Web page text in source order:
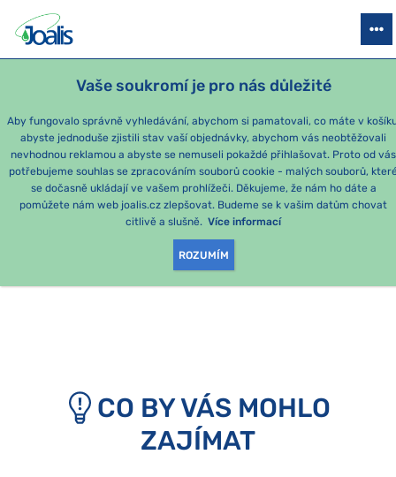
Vaše soukromí je pro nás důležité
Aby fungovalo správně vyhledávání, abychom si pamatovali, co máte v
abyste jednoduše zjistili stav vaší objednávky, abychom vás neobtěžovali
nevhodnou reklamou a abyste se nemuseli pokaždé přihlašovat. Proto od vás
potřebujeme souhlas se zpracováním souborů cookie - malých souborů,
se dočasně ukládají ve vašem prohlížeči. Děkujeme, že nám ho dáte a
pomůžete nám web joalis.cz zlepšovat. Budeme se k vašim datům chovat
citlivě a slušně. Více informací
ROZUMÍM
PRODUKTY PODLE OBTÍŽÍ SEZÓNNÍ BALÍČKY PRO DĚTI
e-shop Joalis
OMLOUVÁME SE, ALE
TATO STRÁNKA
NEEXISTUJE.
CO BY VÁS MOHLO
ZAJÍMAT